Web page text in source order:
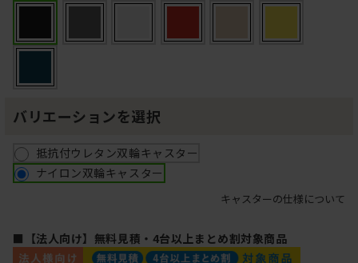
バリエーションを選択
抵抗付ウレタン双輪キャスター
ナイロン双輪キャスター
キャスターの仕様について
■【法人向け】無料見積・4台以上まとめ割対象商品